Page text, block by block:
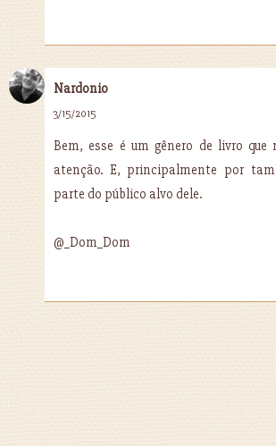
Nardonio
3/15/2015
Bem, esse é um gênero de livro que
atenção. E, principalmente por
parte do público alvo dele.
@_Dom_Dom